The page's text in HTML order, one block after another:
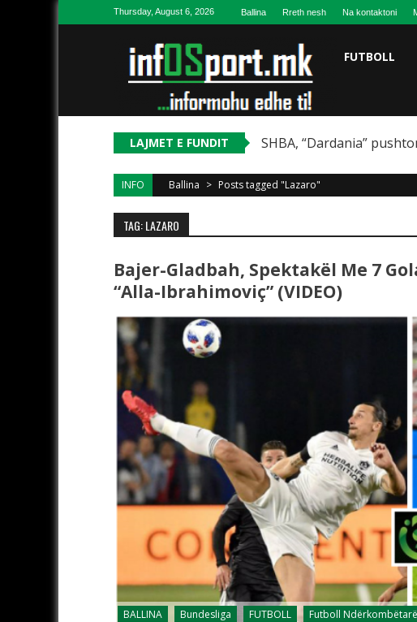
Skip to contentThursday, August 6, 2026 Ballina Rreth nesh Na kontaktoni
FUTBOLL
LAJMET E FUNDIT SHBA, “Dardania”
INFO Ballina > Posts tagged "Lazaro"
TAG: LAZARO
Bajer-Gladbah, Spektakël Me 7
“alla-Ibrahimoviç” (VIDEO)
BALLINA Bundesliga FUTBOLL Futboll Ndërkombëtarë